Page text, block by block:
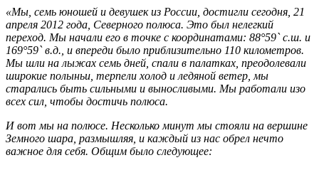
«Мы, семь юношей и девушек из России, достигли сегодня, 21
апреля 2012 года, Северного полюса. Это был нелегкий
переход. Мы начали его в точке с координатами: 88°59` с.ш. и
169°59` в.д., и впереди было приблизительно 110 километров.
Мы шли на лыжах семь дней, спали в палатках, преодолевали
широкие полыньи, терпели холод и ледяной ветер, мы
старались быть сильными и выносливыми. Мы работали изо
всех сил, чтобы достичь полюса.
И вот мы на полюсе. Несколько минут мы стояли на вершине
Земного шара, размышляя, и каждый из нас обрел нечто
важное для себя. Общим было следующее: